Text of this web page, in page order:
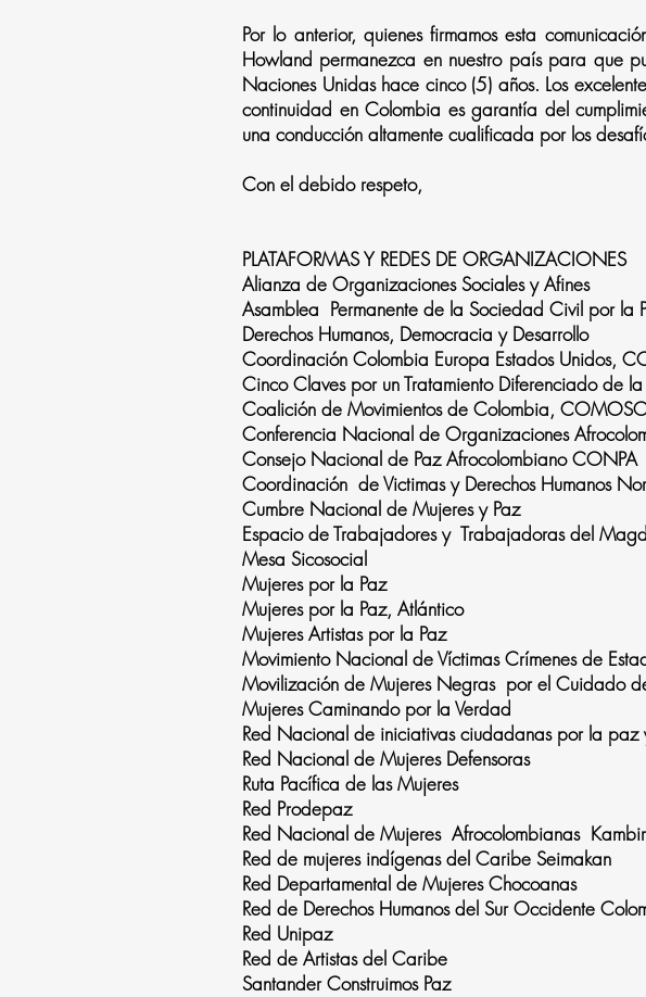
Por lo anterior, quienes firmamos esta
Howland permanezca en nuestro país para que
Naciones Unidas hace cinco (5) años. Los
continuidad en Colombia es garantía del
una conducción altamente cualificada por los
Con el debido respeto,
PLATAFORMAS Y REDES DE ORGANIZACIONES
Alianza de Organizaciones Sociales y Afines
Asamblea Permanente de la Sociedad Civil por la
Derechos Humanos, Democracia y Desarrollo
Coordinación Colombia Europa Estados Unidos,
Cinco Claves por un Tratamiento Diferenciado de
Coalición de Movimientos de Colombia,
Conferencia Nacional de Organizaciones
Consejo Nacional de Paz Afrocolombiano CONPA
Coordinación de Victimas y Derechos Humanos
Cumbre Nacional de Mujeres y Paz
Espacio de Trabajadores y Trabajadoras del
Mesa Sicosocial
Mujeres por la Paz
Mujeres por la Paz, Atlántico
Mujeres Artistas por la Paz
Movimiento Nacional de Víctimas Crímenes de
Movilización de Mujeres Negras por el Cuidado
Mujeres Caminando por la Verdad
Red Nacional de iniciativas ciudadanas por la
Red Nacional de Mujeres Defensoras
Ruta Pacífica de las Mujeres
Red Prodepaz
Red Nacional de Mujeres Afrocolombianas
Red de mujeres indígenas del Caribe Seimakan
Red Departamental de Mujeres Chocoanas
Red de Derechos Humanos del Sur Occidente
Red Unipaz
Red de Artistas del Caribe
Santander Construimos Paz